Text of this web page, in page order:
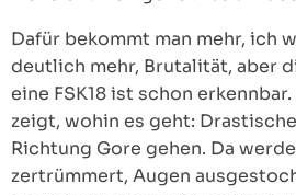
Dafür bekommt man mehr, ich
deutlich mehr, Brutalität, aber
eine FSK18 ist schon
zeigt, wohin es geht:
Richtung Gore gehen. Da
zertrümmert, Augen